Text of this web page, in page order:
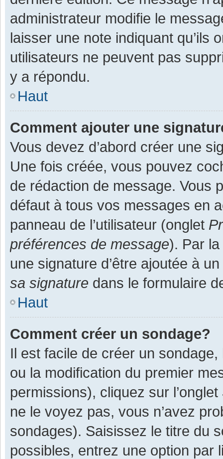
administrateur modifie le
laisser une note indiquant qu’ils
utilisateurs ne peuvent pas
y a répondu.
Haut
Comment ajouter une
Vous devez d’abord créer une
Une fois créée, vous pouvez
de rédaction de message. Vous
défaut à tous vos messages en
panneau de l’utilisateur (onglet
préférences de message). Par
une signature d’être ajoutée à
sa signature dans le formulaire
Haut
Comment créer un sondage?
Il est facile de créer un
ou la modification du premier
permissions), cliquez sur l’onglet
ne le voyez pas, vous n’avez
sondages). Saisissez le titre du
possibles, entrez une option par